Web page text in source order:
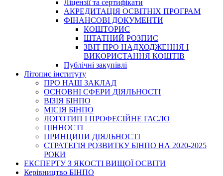
Ліцензії та сертифікати
АКРЕДИТАЦІЯ ОСВІТНІХ ПРОГРАМ
ФІНАНСОВІ ДОКУМЕНТИ
КОШТОРИС
ШТАТНИЙ РОЗПИС
ЗВІТ ПРО НАДХОДЖЕННЯ І
ВИКОРИСТАННЯ КОШТІВ
Публічні закупівлі
Літопис інституту
ПРО НАШ ЗАКЛАД
ОСНОВНІ СФЕРИ ДІЯЛЬНОСТІ
ВІЗІЯ БІНПО
МІСІЯ БІНПО
ЛОГОТИП І ПРОФЕСІЙНЕ ГАСЛО
ЦІННОСТІ
ПРИНЦИПИ ДІЯЛЬНОСТІ
СТРАТЕГІЯ РОЗВИТКУ БІНПО НА 2020-2025
РОКИ
ЕКСПЕРТУ З ЯКОСТІ ВИЩОЇ ОСВІТИ
Керівництво БІНПО